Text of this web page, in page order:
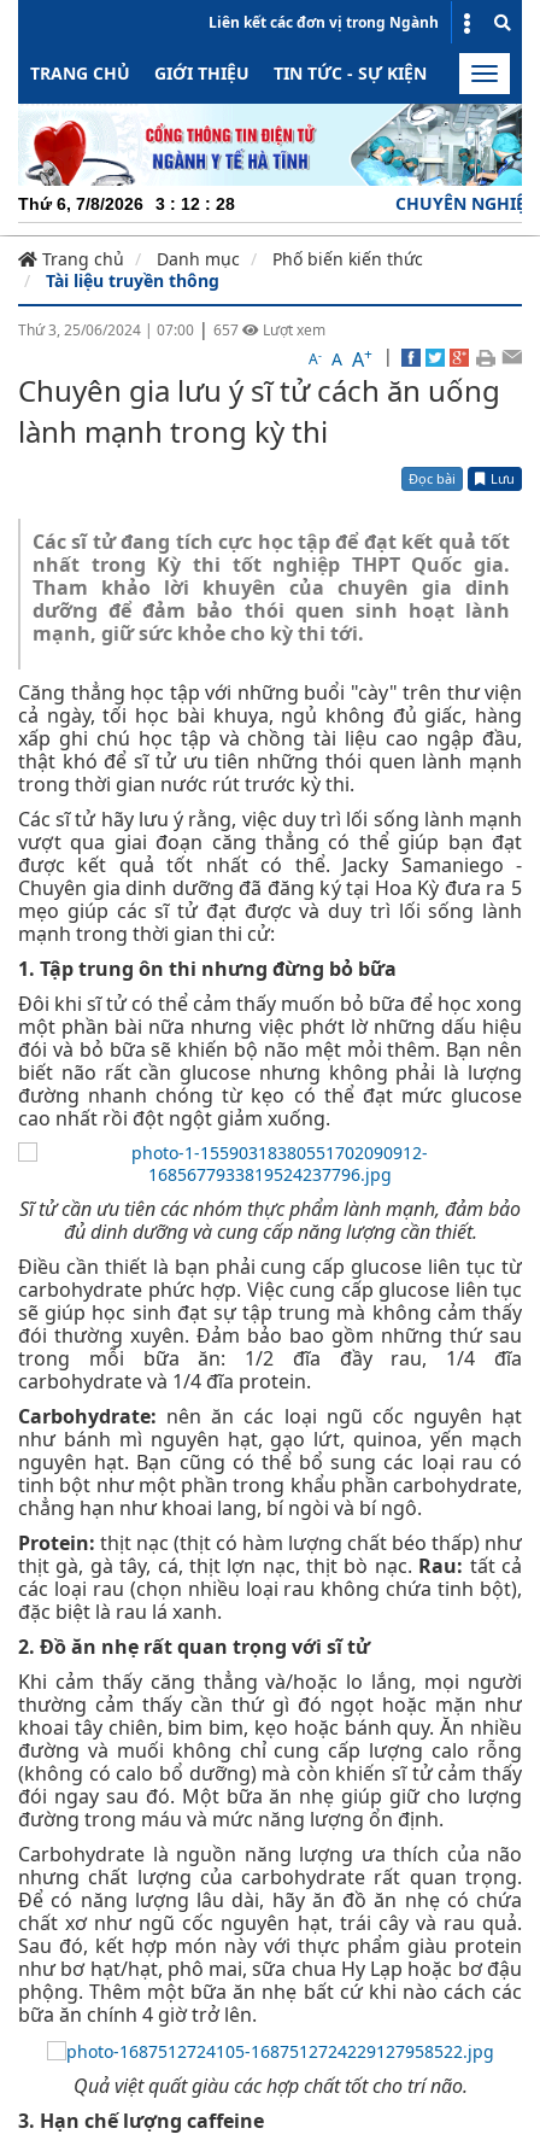
Liên kết các đơn vị trong Ngành
TRANG CHỦ GIỚI THIỆU TIN TỨC - SỰ KIỆN HOẠT
Toggle
Thứ 6, 7/8/2026 3 : 12 : 28 CHUYÊN NGHIỆP -
Trang chủ Danh mục
Phố biến kiến thức
Tài liệu truyền thông
Thứ 3, 25/06/2024 | 07:00 | 657
Lượt xem
A- A A+ |
Chuyên gia lưu ý sĩ tử cách ăn uống
lành mạnh trong kỳ thi
Đọc bài Lưu
Các sĩ tử đang tích cực học tập để đạt kết quả tốt
nhất trong Kỳ thi tốt nghiệp THPT Quốc gia.
Tham khảo lời khuyên của chuyên gia dinh
dưỡng để đảm bảo thói quen sinh hoạt lành
mạnh, giữ sức khỏe cho kỳ thi tới.
Căng thẳng học tập với những buổi "cày" trên thư viện
cả ngày, tối học bài khuya, ngủ không đủ giấc, hàng
xấp ghi chú học tập và chồng tài liệu cao ngập đầu,
thật khó để sĩ tử ưu tiên những thói quen lành mạnh
trong thời gian nước rút trước kỳ thi.
Các sĩ tử hãy lưu ý rằng, việc duy trì lối sống lành mạnh
vượt qua giai đoạn căng thẳng có thể giúp bạn đạt
được kết quả tốt nhất có thể. Jacky Samaniego -
Chuyên gia dinh dưỡng đã đăng ký tại Hoa Kỳ đưa ra 5
mẹo giúp các sĩ tử đạt được và duy trì lối sống lành
mạnh trong thời gian thi cử:
1. Tập trung ôn thi nhưng đừng bỏ bữa
Đôi khi sĩ tử có thể cảm thấy muốn bỏ bữa để học xong
một phần bài nữa nhưng việc phớt lờ những dấu hiệu
đói và bỏ bữa sẽ khiến bộ não mệt mỏi thêm. Bạn nên
biết não rất cần glucose nhưng không phải là lượng
đường nhanh chóng từ kẹo có thể đạt mức glucose
cao nhất rồi đột ngột giảm xuống.
Sĩ tử cần ưu tiên các nhóm thực phẩm lành mạnh, đảm bảo
đủ dinh dưỡng và cung cấp năng lượng cần thiết.
Điều cần thiết là bạn phải cung cấp glucose liên tục từ
carbohydrate phức hợp. Việc cung cấp glucose liên tục
sẽ giúp học sinh đạt sự tập trung mà không cảm thấy
đói thường xuyên. Đảm bảo bao gồm những thứ sau
trong mỗi bữa ăn: 1/2 đĩa đầy rau, 1/4 đĩa
carbohydrate và 1/4 đĩa protein.
Carbohydrate: nên ăn các loại ngũ cốc nguyên hạt
như bánh mì nguyên hạt, gạo lứt, quinoa, yến mạch
nguyên hạt. Bạn cũng có thể bổ sung các loại rau có
tinh bột như một phần trong khẩu phần carbohydrate,
chẳng hạn như khoai lang, bí ngòi và bí ngô.
Protein: thịt nạc (thịt có hàm lượng chất béo thấp) như
thịt gà, gà tây, cá, thịt lợn nạc, thịt bò nạc. Rau: tất cả
các loại rau (chọn nhiều loại rau không chứa tinh bột),
đặc biệt là rau lá xanh.
2. Đồ ăn nhẹ rất quan trọng với sĩ tử
Khi cảm thấy căng thẳng và/hoặc lo lắng, mọi người
thường cảm thấy cần thứ gì đó ngọt hoặc mặn như
khoai tây chiên, bim bim, kẹo hoặc bánh quy. Ăn nhiều
đường và muối không chỉ cung cấp lượng calo rỗng
(không có calo bổ dưỡng) mà còn khiến sĩ tử cảm thấy
đói ngay sau đó. Một bữa ăn nhẹ giúp giữ cho lượng
đường trong máu và mức năng lượng ổn định.
Carbohydrate là nguồn năng lượng ưa thích của não
nhưng chất lượng của carbohydrate rất quan trọng.
Để có năng lượng lâu dài, hãy ăn đồ ăn nhẹ có chứa
chất xơ như ngũ cốc nguyên hạt, trái cây và rau quả.
Sau đó, kết hợp món này với thực phẩm giàu protein
như bơ hạt/hạt, phô mai, sữa chua Hy Lạp hoặc bơ đậu
phộng. Thêm một bữa ăn nhẹ bất cứ khi nào cách các
bữa ăn chính 4 giờ trở lên.
Quả việt quất giàu các hợp chất tốt cho trí não.
3. Hạn chế lượng caffeine